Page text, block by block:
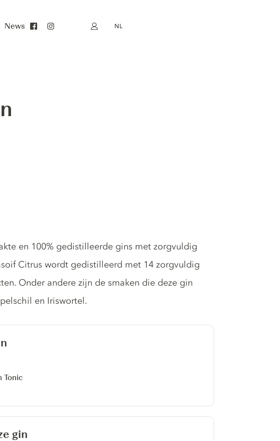
News Mijn account
NL
en 100% gedistilleerde gins met zorgvuldig
Citrus wordt gedistilleerd met 14 zorgvuldig
Onder andere zijn de smaken die deze gin
en Iriswortel.
Tonic
gin